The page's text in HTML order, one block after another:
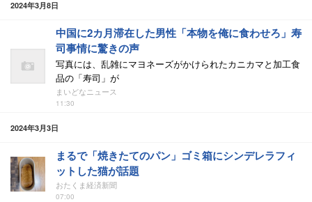
2024年3月8日
中国に2カ月滞在した男性「本物を俺に食わせろ」寿
司事情に驚きの声
写真には、乱雑にマヨネーズがかけられたカニカマと加工食
品の「寿司」が
まいどなニュース
11:30
2024年3月3日
まるで「焼きたてのパン」ゴミ箱にシンデレラフィ
ットした猫が話題
おたくま経済新聞
07:00